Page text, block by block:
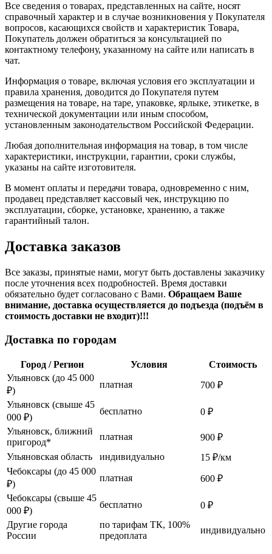
Все сведения о товарах, представленных на сайте, носят
справочный характер и в случае возникновения у Покупателя
вопросов, касающихся свойств и характеристик Товара,
Покупатель должен обратиться за консультацией по
контактному телефону, указанному на сайте или написать в
чат.
Информация о товаре, включая условия его эксплуатации и
правила хранения, доводится до Покупателя путем
размещения на товаре, на таре, упаковке, ярлыке, этикетке, в
технической документации или иным способом,
установленным законодательством Российской Федерации.
Любая дополнительная информация на товар, в том числе
характеристики, инструкции, гарантии, сроки службы,
указаны на сайте изготовителя.
В момент оплаты и передачи товара, одновременно с ним,
продавец представляет кассовый чек, инструкцию по
эксплуатации, сборке, установке, хранению, а также
гарантийный талон.
Доставка заказов
Все заказы, принятые нами, могут быть доставлены заказчику
после уточнения всех подробностей. Время доставки
обязательно будет согласовано с Вами. Обращаем Ваше
внимание, доставка осуществляется до подъезда (подъём в
стоимость доставки не входит)!!!
Доставка по городам
Город / Регион Условия
Стоимость
Ульяновск (до 45 000
₽)
платная
700 ₽
Ульяновск (свыше 45
000 ₽)
бесплатно
0 ₽
Ульяновск, ближний
пригород*
платная
900 ₽
Ульяновская область
индивидуально
15 ₽/км
Чебоксары (до 45 000
₽)
платная
600 ₽
Чебоксары (свыше 45
000 ₽)
бесплатно
0 ₽
Другие города
России
по тарифам ТК, 100%
предоплата
индивидуально